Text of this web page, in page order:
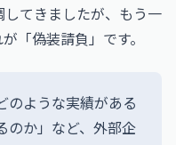
てきましたが、もう一
「偽装請負」です。
のような実績がある
のか」など、外部企